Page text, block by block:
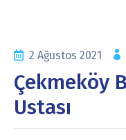
2 Ağustos 2021
Çekmeköy
Ustası